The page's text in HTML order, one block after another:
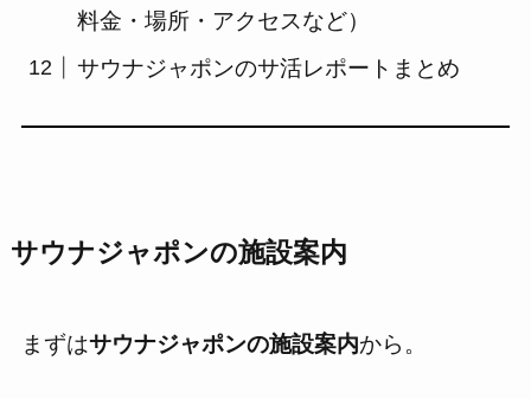
料金・場所・アクセスなど）
サウナジャポンのサ活レポートまとめ
サウナジャポンの施設案内
まずはサウナジャポンの施設案内から。